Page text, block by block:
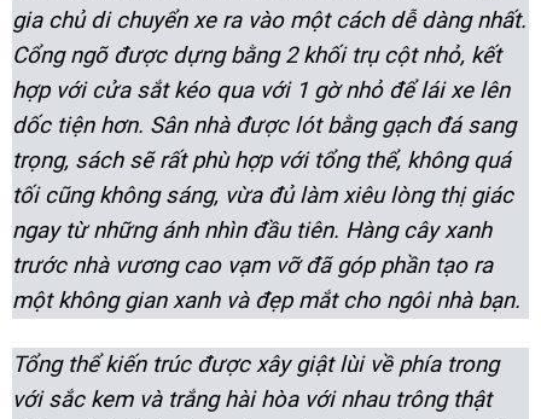
gia chủ di chuyển xe ra vào một cách dễ dàng nhất.
Cổng ngõ được dựng bằng 2 khối trụ cột nhỏ, kết
hợp với cửa sắt kéo qua với 1 gờ nhỏ để lái xe lên
dốc tiện hơn. Sân nhà được lót bằng gạch đá sang
trọng, sách sẽ rất phù hợp với tổng thể, không quá
tối cũng không sáng, vừa đủ làm xiêu lòng thị giác
ngay từ những ánh nhìn đầu tiên. Hàng cây xanh
trước nhà vương cao vạm vỡ đã góp phần tạo ra
một không gian xanh và đẹp mắt cho ngôi nhà bạn.
Tổng thể kiến trúc được xây giật lùi về phía trong
với sắc kem và trắng hài hòa với nhau trông thật